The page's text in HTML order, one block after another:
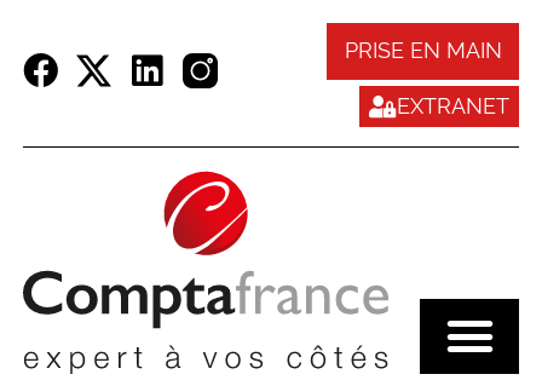
PRISE EN MAIN
EXTRANET